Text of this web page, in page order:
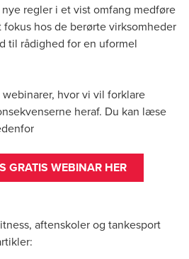
regler i et vist omfang medføre
hos de berørte virksomheder
til rådighed for en uformel
hvor vi vil forklare
heraf. Du kan læse
GRATIS WEBINAR HER
aftenskoler og tankesport